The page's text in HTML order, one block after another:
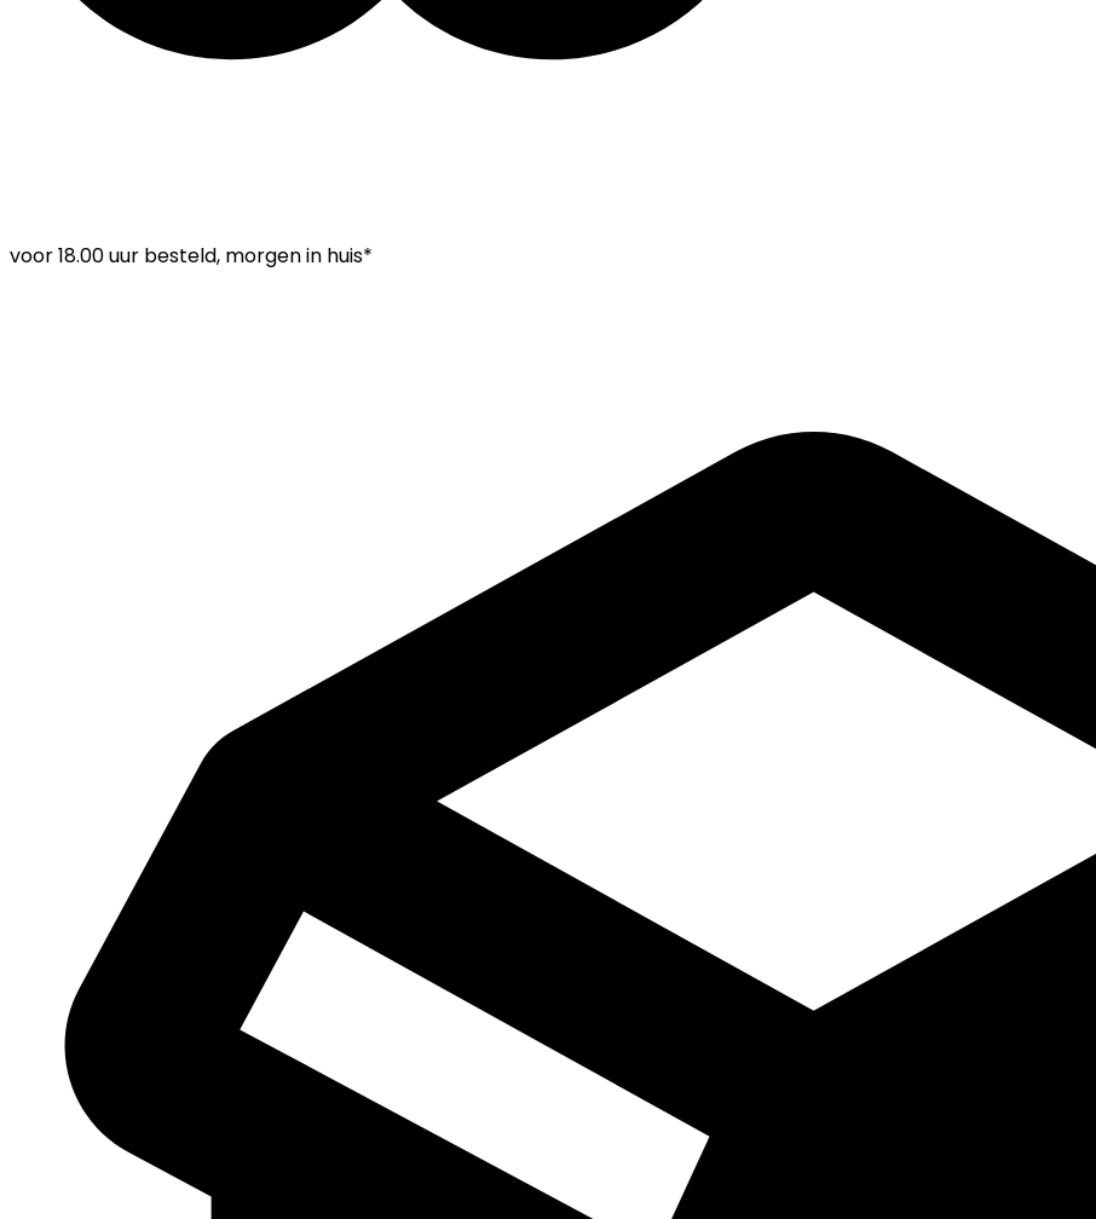
voor18.00 uur besteld, morgen in huis*